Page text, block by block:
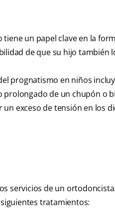
un papel clave en la
de que su hijo también
prognatismo en niños
de un chupón o
exceso de tensión en los
servicios de un
tratamientos: